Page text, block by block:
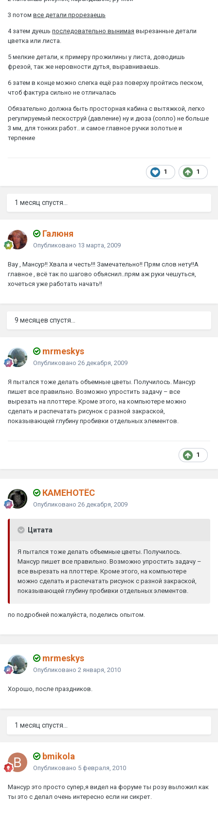
3 потом все детали прорезаешь
4 затем дуешь последовательно вынимая вырезанные детали
цветка или листа.
5 мелкие детали, к примеру прожилины у листа, доводишь
фрезой, так же неровности дутья, выравниваешь.
6 затем в конце можно слегка ещё раз поверху пройтись песком,
чтоб фактура сильно не отличалась
Обязательно должна быть просторная кабина с вытяжкой, легко
регулируемый пескоструй (давление) ну и дюза (сопло) не больше
3 мм, для тонких работ.. и самое главное ручки золотые и
терпение
1 1
1 месяц спустя...
Галюня
Опубликовано 13 марта, 2009
Вау , Мансур!! Хвала и честь!!! Замечательно!! Прям слов нету!!А
главное , всё так по шагово объяснил..прям аж руки чешуться,
хочеться уже работать начать!!
9 месяцев спустя...
mrmeskys
Опубликовано 26 декабря, 2009
Я пытался тоже делать объемные цветы. Получилось. Мансур
пишет все правильно. Возможно упростить задачу – все
вырезать на плоттере. Кроме этого, на компьютере можно
сделать и распечатать рисунок с разной закраской,
показывающей глубину пробивки отдельных элементов.
1
КАМЕНОТЁС
Опубликовано 26 декабря, 2009
Цитата
Я пытался тоже делать объемные цветы. Получилось.
Мансур пишет все правильно. Возможно упростить задачу –
все вырезать на плоттере. Кроме этого, на компьютере
можно сделать и распечатать рисунок с разной закраской,
показывающей глубину пробивки отдельных элементов.
по подробней пожалуйста, поделись опытом.
mrmeskys
Опубликовано 2 января, 2010
Хорошо, после праздников.
1 месяц спустя...
bmikola
Опубликовано 5 февраля, 2010
Мансур это просто супер,я видел на форуме ты розу выложил как
ты это с делал очень интересно если ни сикрет.